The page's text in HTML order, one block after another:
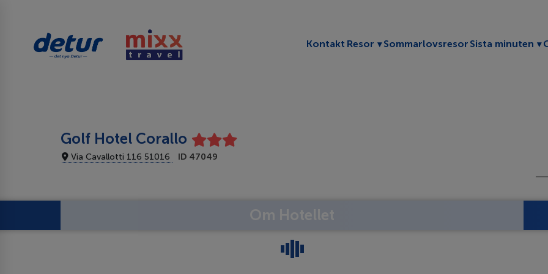
Kontakt Resor Toggle submenu
Sommarlovsresor Sista minuten
Golf Hotel Corallo
Via Cavallotti 116 51016 ID 47049